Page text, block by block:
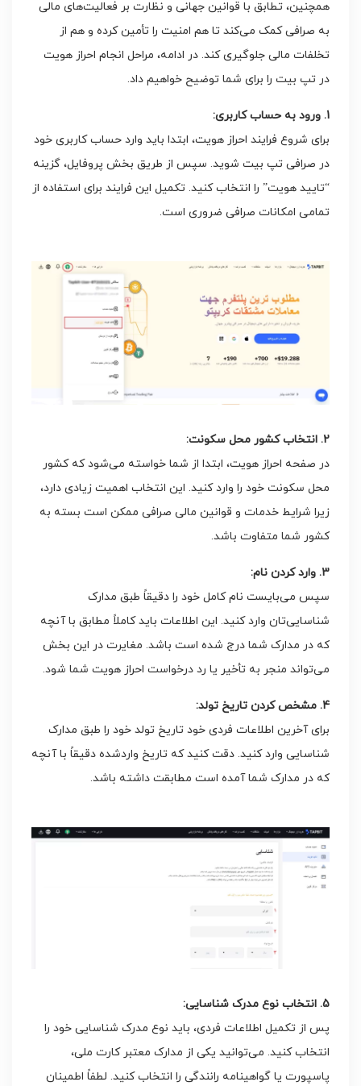
همچنین، تطابق با قوانین جهانی و نظارت بر فعالیت‌های مالی
به صرافی کمک می‌کند تا هم امنیت را تأمین کرده و هم از
تخلفات مالی جلوگیری کند. در ادامه، مراحل انجام احراز هویت
در تپ بیت را برای شما توضیح خواهیم داد.
1. ورود به حساب کاربری:
برای شروع فرایند احراز هویت، ابتدا باید وارد حساب کاربری خود
در صرافی تپ بیت شوید. سپس از طریق بخش پروفایل، گزینه
“تایید هویت” را انتخاب کنید. تکمیل این فرایند برای استفاده از
تمامی امکانات صرافی ضروری است.
2. انتخاب کشور محل سکونت:
در صفحه احراز هویت، ابتدا از شما خواسته می‌شود که کشور
محل سکونت خود را وارد کنید. این انتخاب اهمیت زیادی دارد،
زیرا شرایط خدمات و قوانین مالی صرافی ممکن است بسته به
کشور شما متفاوت باشد.
3. وارد کردن نام:
سپس می‌بایست نام کامل خود را دقیقاً طبق مدارک
شناسایی‌تان وارد کنید. این اطلاعات باید کاملاً مطابق با آنچه
که در مدارک شما درج شده است باشد. مغایرت در این بخش
می‌تواند منجر به تأخیر یا رد درخواست احراز هویت شما شود.
4. مشخص کردن تاریخ تولد:
برای آخرین اطلاعات فردی خود تاریخ تولد خود را طبق مدارک
شناسایی وارد کنید. دقت کنید که تاریخ واردشده دقیقاً با آنچه
که در مدارک شما آمده است مطابقت داشته باشد.
5. انتخاب نوع مدرک شناسایی:
پس از تکمیل اطلاعات فردی، باید نوع مدرک شناسایی خود را
انتخاب کنید. می‌توانید یکی از مدارک معتبر کارت ملی،
پاسپورت یا گواهینامه رانندگی را انتخاب کنید. لطفاً اطمینان